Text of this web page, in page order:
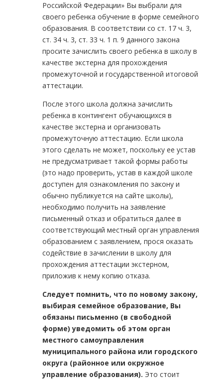
Российской Федерации» Вы выбрали для
своего ребенка обучение в форме семейного
образования. В соответствии со ст. 17 ч. 3,
ст. 34 ч. 3, ст. 33 ч. 1 п. 9 данного закона
просите зачислить своего ребенка в школу в
качестве экстерна для прохождения
промежуточной и государственной итоговой
аттестации.
После этого школа должна зачислить
ребенка в контингент обучающихся в
качестве экстерна и организовать
промежуточную аттестацию. Если школа
этого сделать не может, поскольку ее устав
не предусматривает такой формы работы
(это надо проверить, устав в каждой школе
доступен для ознакомления по закону и
обычно публикуется на сайте школы),
необходимо получить на заявление
письменный отказ и обратиться далее в
соответствующий местный орган управления
образованием с заявлением, прося оказать
содействие в зачислении в школу для
прохождения аттестации экстерном,
приложив к нему копию отказа.
Следует помнить, что по новому закону,
выбирая семейное образование, Вы
обязаны письменно (в свободной
форме) уведомить об этом орган
местного самоуправления
муниципального района или городского
округа (районное или окружное
управление образования). Это стоит